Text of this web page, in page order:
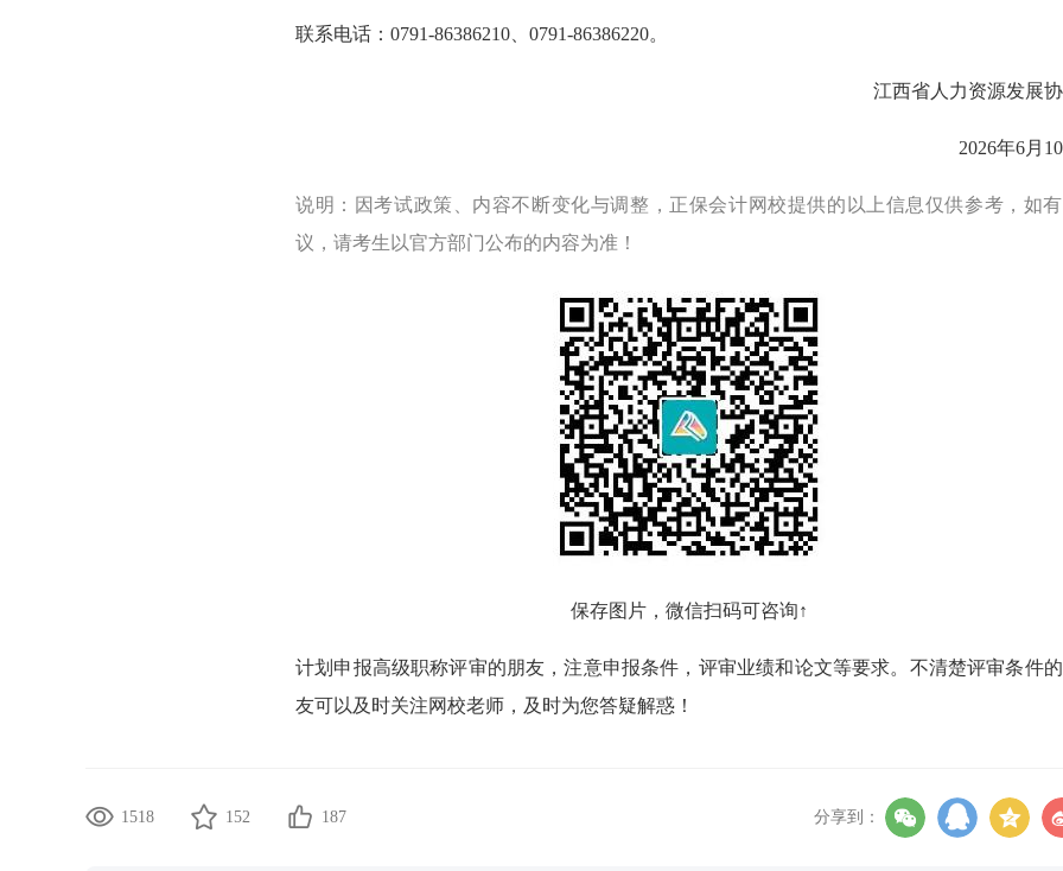
联系电话：0791-86386210、0791-86386220。
江西省人力资源发展
2026年6月
说明：因考试政策、内容不断变化与调整，正保会计网校提供的以上信息仅供参考，如
议，请考生以官方部门公布的内容为准！
保存图片，微信扫码可咨询↑
计划申报高级职称评审的朋友，注意申报条件，评审业绩和论文等要求。不清楚评审条件
友可以及时关注网校老师，及时为您答疑解惑！
1518 152 187 分享到：